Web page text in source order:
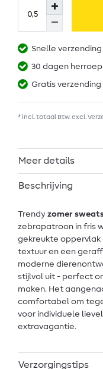
Snelle verzending
30 dagen
Gratis
* incl. totaal Btw. excl.
Meer details
Beschrijving
Trendy zomer
zebrapatroon in fris
gekreukte
textuur en een
moderne
stijlvol uit - perfect
maken. Het
comfortabel om
voor individuele
extravagantie.
Verzorgingstips